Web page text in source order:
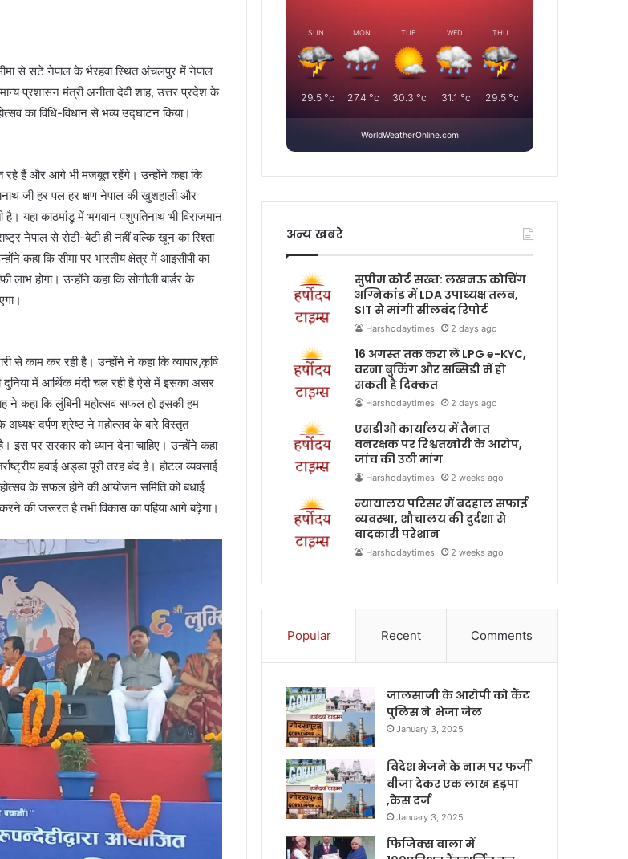
से सटे नेपाल के भैरहवा स्थित अंचलपुर में नेपाल
प्रशासन मंत्री अनीता देवी शाह, उत्तर प्रदेश के
का विधि-विधान से भव्य उद्घाटन किया।
रहे हैं और आगे भी मजबूत रहेंगे। उन्होंने कहा कि
जी हर पल हर क्षण नेपाल की खुशहाली और
यहा काठमांडू में भगवान पशुपतिनाथ भी विराजमान
नेपाल से रोटी-बेटी ही नहीं वल्कि खून का रिश्ता
कहा कि सीमा पर भारतीय क्षेत्र में आइसीपी का
लाभ होगा। उन्होंने कहा कि सोनौली बार्डर के
काम कर रही है। उन्होंने ने कहा कि व्यापार,कृषि
दुनिया में आर्थिक मंदी चल रही है ऐसे में इसका असर
ने कहा कि लुंबिनी महोत्सव सफल हो इसकी हम
दर्पण श्रेष्ठ ने महोत्सव के बारे विस्तृत
इस पर सरकार को ध्यान देना चाहिए। उन्होंने कहा
हवाई अड्डा पूरी तरह बंद है। होटल व्यवसाई
के सफल होने की आयोजन समिति को बधाई
की जरूरत है तभी विकास का पहिया आगे बढ़ेगा।
SUN
29.5°c
MON
27.4 °c
TUE
30.3 °c
WED
31.1 °c
THU
29.5 °c
WorldWeatherOnline.com
अन्य खबरे
सुप्रीम कोर्ट सख्त: लखनऊ कोचिंग
अग्निकांड में LDA उपाध्यक्ष तलब,
SIT से मांगी सीलबंद रिपोर्ट
Harshodaytimes 2 days ago
16 अगस्त तक करा लें LPG e-KYC,
वरना बुकिंग और सब्सिडी में हो
सकती है दिक्कत
Harshodaytimes 2 days ago
एसडीओ कार्यालय में तैनात
वनरक्षक पर रिश्वतखोरी के आरोप,
जांच की उठी मांग
Harshodaytimes 2 weeks ago
न्यायालय परिसर में बदहाल सफाई
व्यवस्था, शौचालय की दुर्दशा से
वादकारी परेशान
Harshodaytimes 2 weeks ago
Popular Recent Comments
जालसाजी के आरोपी को कैंट
पुलिस ने भेजा जेल
January 3, 2025
विदेश भेजने के नाम पर फर्जी
वीजा देकर एक लाख हड़पा
,केस दर्ज
January 3, 2025
फिजिक्स वाला में